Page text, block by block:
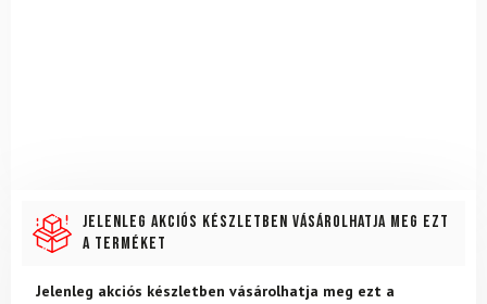
Jelenleg akciós készletben vásárolhatja meg ezt
a terméket
Jelenleg akciós készletben vásárolhatja meg ezt a